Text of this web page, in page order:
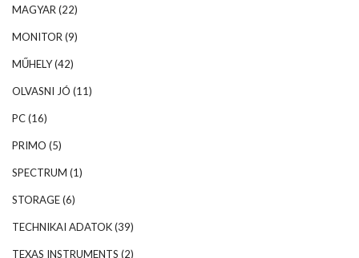
MAGYAR (22)
MONITOR (9)
MŰHELY(42)
OLVASNI JÓ (11)
PC(16)
PRIMO (5)
SPECTRUM (1)
STORAGE(6)
TECHNIKAI ADATOK(39)
TEXAS INSTRUMENTS (2)